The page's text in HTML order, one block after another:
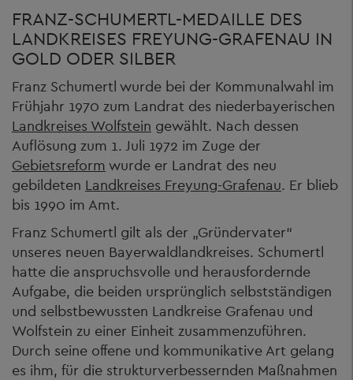
FRANZ-SCHUMERTL-MEDAILLE DES
LANDKREISES FREYUNG-GRAFENAU IN
GOLD ODER SILBER
Franz Schumertl wurde bei der Kommunalwahl im
Frühjahr 1970 zum Landrat des niederbayerischen
Landkreises Wolfstein gewählt. Nach dessen
Auflösung zum 1. Juli 1972 im Zuge der
Gebietsreform wurde er Landrat des neu
gebildeten Landkreises Freyung-Grafenau. Er blieb
bis 1990 im Amt.
Franz Schumertl gilt als der „Gründervater“
unseres neuen Bayerwaldlandkreises. Schumertl
hatte die anspruchsvolle und herausfordernde
Aufgabe, die beiden ursprünglich selbstständigen
und selbstbewussten Landkreise Grafenau und
Wolfstein zu einer Einheit zusammenzuführen.
Durch seine offene und kommunikative Art gelang
es ihm, für die strukturverbessernden Maßnahmen